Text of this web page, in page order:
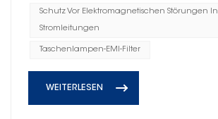
Schutz Vor Elektromagnetischen Störungen In
Stromleitungen
Taschenlampen-EMI-Filter
WEITERLESEN